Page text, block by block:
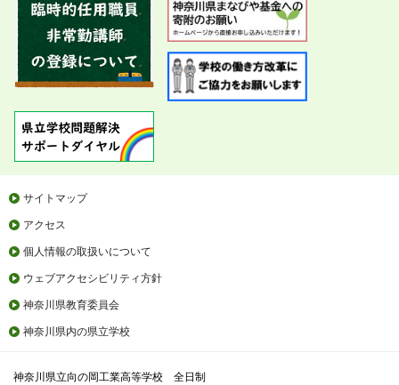
サイトマップ
アクセス
個人情報の取扱いについて
ウェブアクセシビリティ方針
神奈川県教育委員会
神奈川県内の県立学校
神奈川県立向の岡工業高等学校 全日制